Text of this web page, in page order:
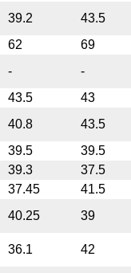
39.2
43.5
62
69
-
-
43.5
43
40.8
43.5
39.5
39.5
39.3
37.5
37.45
41.5
40.25 39
36.1 42